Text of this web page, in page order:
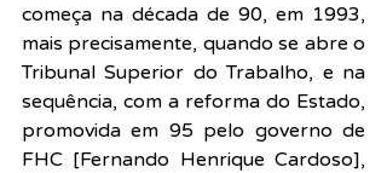
começa na década de 90, em 1993,
mais precisamente, quando se abre o
Tribunal Superior do Trabalho, e na
sequência, com a reforma do Estado,
promovida em 95 pelo governo de
FHC [Fernando Henrique Cardoso],